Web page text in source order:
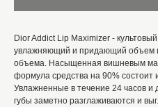
Dior Addict Lip Maximizer -
увлажняющий и придающий объем
объема. Насыщенная вишневым
формула средства на 90% состоит
Увлажненные в течение 24 часов
губы заметно разглаживаются и